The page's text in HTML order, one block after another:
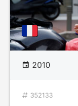
2010
352133